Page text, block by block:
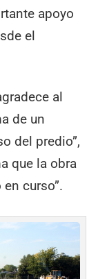
apoyo
el
al
de un
del predio”,
que la obra
curso”.